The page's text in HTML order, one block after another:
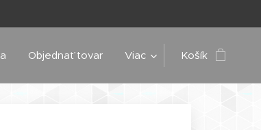
Objednať tovar Viac Košík